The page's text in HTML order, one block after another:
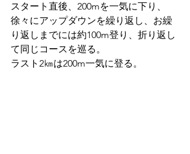
スタート直後、200mを一気に下り、
徐々にアップダウンを繰り返し、お繰
り返しまでには約100m登り、折り返し
て同じコースを巡る。
ラスト2㎞は200m一気に登る。